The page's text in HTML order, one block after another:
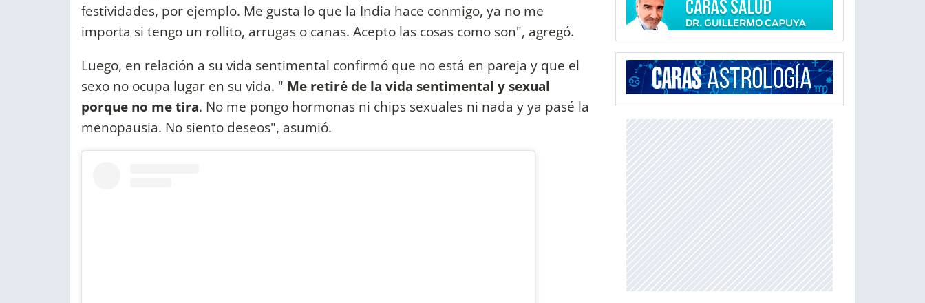
festividades, por ejemplo. Me gusta lo que la India hace conmigo, ya no me
importa si tengo un rollito, arrugas o canas. Acepto las cosas como son", agregó.
Luego, en relación a su vida sentimental confirmó que no está en pareja y que el
sexo no ocupa lugar en su vida. " Me retiré de la vida sentimental y sexual
porque no me tira. No me pongo hormonas ni chips sexuales ni nada y ya pasé la
menopausia. No siento deseos", asumió.